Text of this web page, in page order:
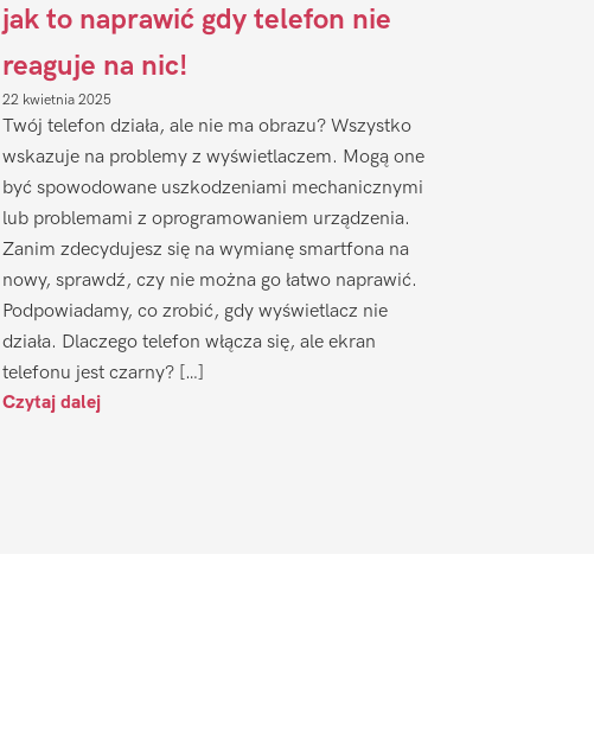
jak to naprawić gdy telefon nie
reaguje na nic!
22 kwietnia 2025
Twój telefon działa, ale nie ma obrazu? Wszystko
wskazuje na problemy z wyświetlaczem. Mogą one
być spowodowane uszkodzeniami mechanicznymi
lub problemami z oprogramowaniem urządzenia.
Zanim zdecydujesz się na wymianę smartfona na
nowy, sprawdź, czy nie można go łatwo naprawić.
Podpowiadamy, co zrobić, gdy wyświetlacz nie
działa. Dlaczego telefon włącza się, ale ekran
telefonu jest czarny? […]
Czytaj dalej